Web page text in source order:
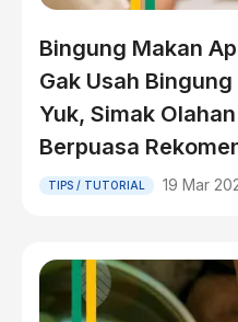
Bingung Makan
Gak Usah
Yuk, Simak
Berpuasa
TIPS / TUTORIAL 19 Mar